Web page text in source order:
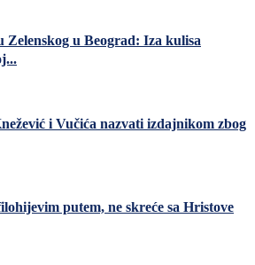
Zelenskog u Beograd: Iza kulisa
i Vučića nazvati izdajnikom zbog
putem, ne skreće sa Hristove